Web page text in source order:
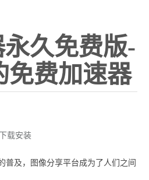
久免费版-
免费加速器
载安装
及，图像分享平台成为了人们之间